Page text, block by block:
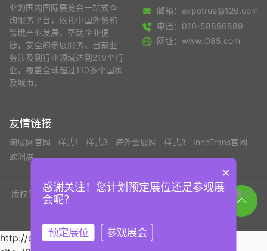
业的国内国际展览会一站式查
询服务平台，依托中国外贸和
跨境产业发展，帮助企业便
捷，安全的参展服务。目前业
务涉及到行业领域达到219个行
业，覆盖全球超过110多个国家
及城市。
邮箱：expotrue@126.com
电话：010-58896889
网址：www.l085.com
友情链接
淘展网官网 样式1 样式3 海外会展网 样式3
InnoTrans官网
欧洲展
版权所有©北京淘展网国际展览有限公司京ICP备19050419号-6
技术支持：北京千晨科技
http://data.zz.baidu.com/urls?
×
感谢关注！您计划预定展位还是参观展
会呢？
预定展位 参观展会